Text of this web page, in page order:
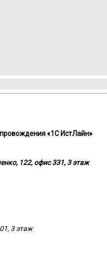
«1С ИстЛайн»
122, офис 331, 3 этаж
3 этаж